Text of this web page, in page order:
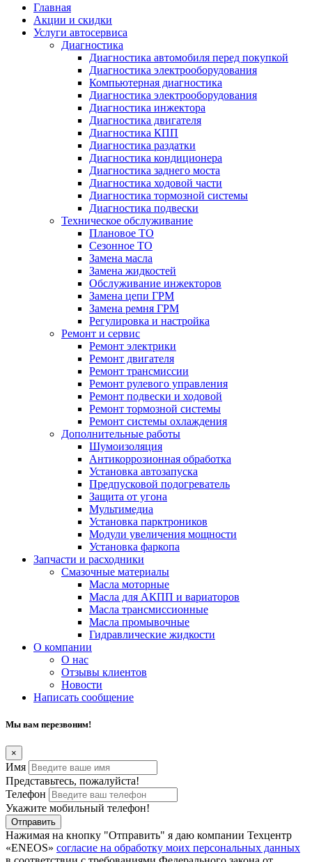
Главная
Акции и скидки
Услуги автосервиса
Диагностика
Диагностика автомобиля перед покупкой
Диагностика электрооборудования
Компьютерная диагностика
Диагностика электрооборудования
Диагностика инжектора
Диагностика двигателя
Диагностика КПП
Диагностика раздатки
Диагностика кондиционера
Диагностика заднего моста
Диагностика ходовой части
Диагностика тормозной системы
Диагностика подвески
Техническое обслуживание
Плановое ТО
Сезонное ТО
Замена масла
Замена жидкостей
Обслуживание инжекторов
Замена цепи ГРМ
Замена ремня ГРМ
Регулировка и настройка
Ремонт и сервис
Ремонт электрики
Ремонт двигателя
Ремонт трансмиссии
Ремонт рулевого управления
Ремонт подвески и ходовой
Ремонт тормозной системы
Ремонт системы охлаждения
Дополнительные работы
Шумоизоляция
Антикоррозионная обработка
Установка автозапуска
Предпусковой подогреватель
Защита от угона
Мультимедиа
Установка парктроников
Модули увеличения мощности
Установка фаркопа
Запчасти и расходники
Смазочные материалы
Масла моторные
Масла для АКПП и вариаторов
Масла трансмиссионные
Масла промывочные
Гидравлические жидкости
О компании
О нас
Отзывы клиентов
Новости
Написать сообщение
Мы вам перезвоним!
×
Имя
Представьтесь, пожалуйста!
Телефон
Укажите мобильный телефон!
Отправить
Нажимая на кнопку "Отправить" я даю компании Техцентр
«ENEOS» согласие на обработку моих персональных данных